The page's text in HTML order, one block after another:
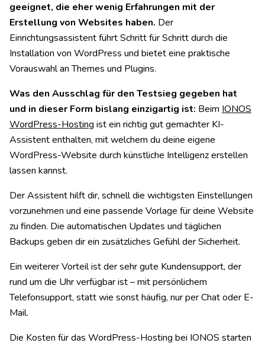
geeignet, die eher wenig Erfahrungen mit der
Erstellung von Websites haben. Der
Einrichtungsassistent führt Schritt für Schritt durch die
Installation von WordPress und bietet eine praktische
Vorauswahl an Themes und Plugins.
Was den Ausschlag für den Testsieg gegeben hat
und in dieser Form bislang einzigartig ist: Beim IONOS
WordPress-Hosting ist ein richtig gut gemachter KI-
Assistent enthalten, mit welchem du deine eigene
WordPress-Website durch künstliche Intelligenz erstellen
lassen kannst.
Der Assistent hilft dir, schnell die wichtigsten Einstellungen
vorzunehmen und eine passende Vorlage für deine Website
zu finden. Die automatischen Updates und täglichen
Backups geben dir ein zusätzliches Gefühl der Sicherheit.
Ein weiterer Vorteil ist der sehr gute Kundensupport, der
rund um die Uhr verfügbar ist – mit persönlichem
Telefonsupport, statt wie sonst häufig, nur per Chat oder E-
Mail.
Die Kosten für das WordPress-Hosting bei IONOS starten